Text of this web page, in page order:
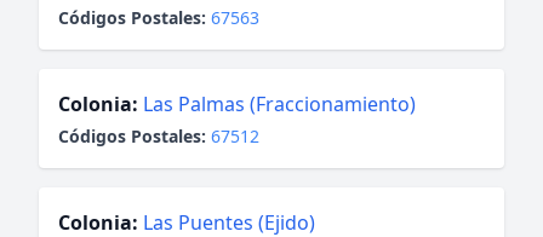
Códigos Postales: 67563
Colonia: Las Palmas (Fraccionamiento)
Códigos Postales: 67512
Colonia: Las Puentes (Ejido)